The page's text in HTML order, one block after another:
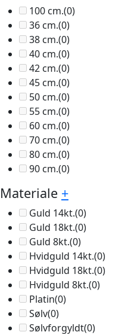
100 cm.(0)
36 cm.(0)
38 cm.(0)
40 cm.(0)
42 cm.(0)
45 cm.(0)
50 cm.(0)
55 cm.(0)
60 cm.(0)
70 cm.(0)
80 cm.(0)
90 cm.(0)
Materiale +
Guld 14kt.(0)
Guld 18kt.(0)
Guld 8kt.(0)
Hvidguld 14kt.(0)
Hvidguld 18kt.(0)
Hvidguld 8kt.(0)
Platin(0)
Sølv(0)
Sølvforgyldt(0)